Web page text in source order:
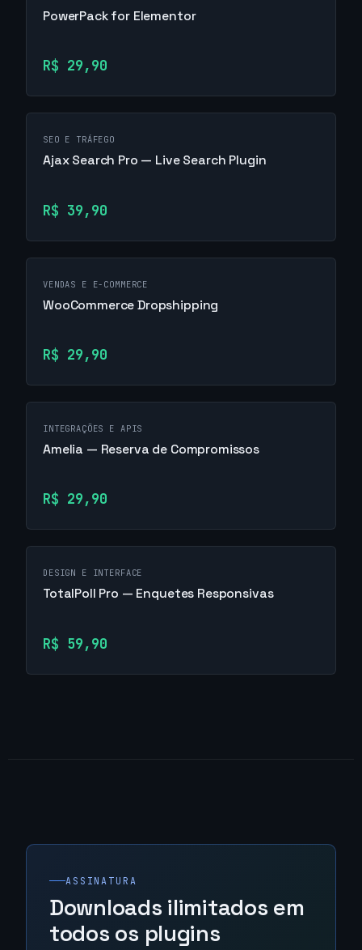
PowerPack for Elementor
R$ 29,90
SEO E TRÁFEGO
Ajax Search Pro — Live Search Plugin
R$ 39,90
VENDAS E E-COMMERCE
WooCommerce Dropshipping
R$ 29,90
INTEGRAÇÕES E APIS
Amelia — Reserva de Compromissos
R$ 29,90
DESIGN E INTERFACE
TotalPoll Pro — Enquetes Responsivas
R$ 59,90
ASSINATURA
Downloads ilimitados em
todos os plugins